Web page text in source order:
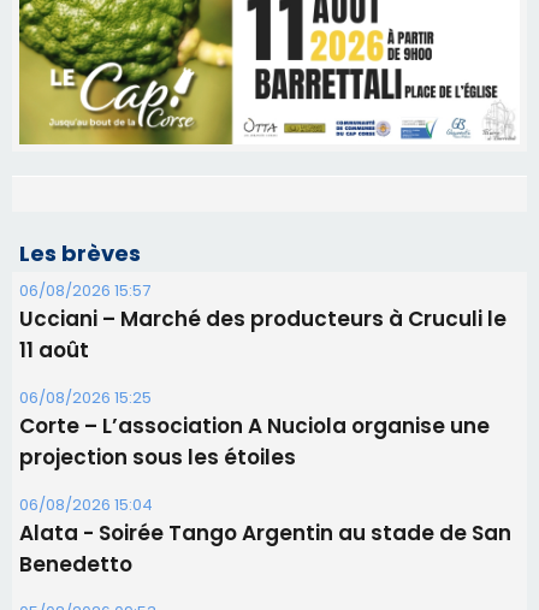
Les brèves
06/08/2026 15:57
Ucciani – Marché des producteurs à Cruculi le
11 août